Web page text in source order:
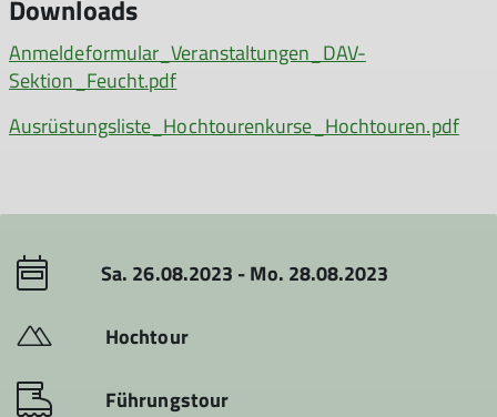
Downloads
Anmeldeformular_Veranstaltungen_DAV-
Sektion_Feucht.pdf
Ausrüstungsliste_Hochtourenkurse_Hochtouren.pdf
Sa. 26.08.2023 - Mo. 28.08.2023
Hochtour
Führungstour